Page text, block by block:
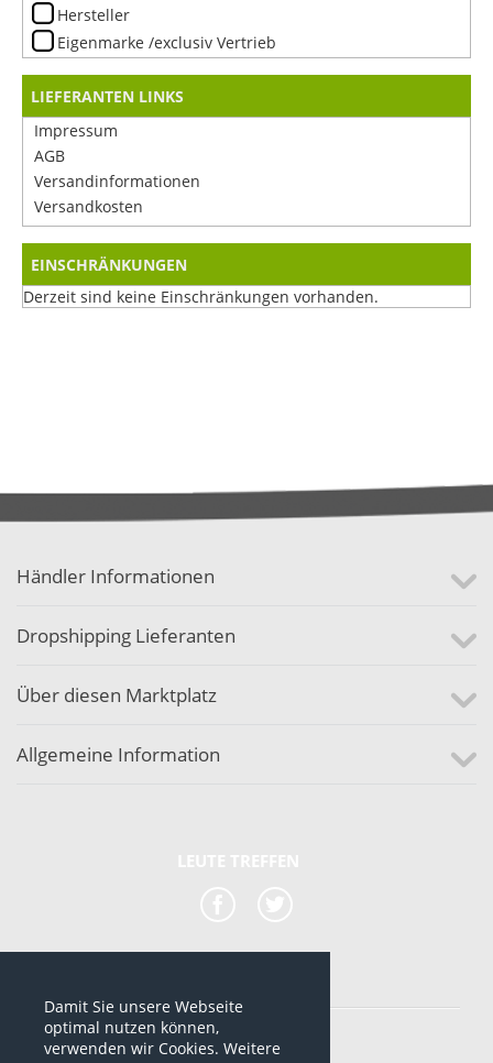
Hersteller
Eigenmarke /exclusiv Vertrieb
LIEFERANTEN LINKS
Impressum
AGB
Versandinformationen
Versandkosten
EINSCHRÄNKUNGEN
Derzeit sind keine Einschränkungen vorhanden.
Händler Informationen
Dropshipping Lieferanten
Über diesen Marktplatz
Allgemeine Information
*alle Preise sind netto Preise
© 2012-2026 www.dropshipping-marktplatz.de
Damit Sie unsere Webseite
optimal nutzen können,
verwenden wir Cookies. Weitere